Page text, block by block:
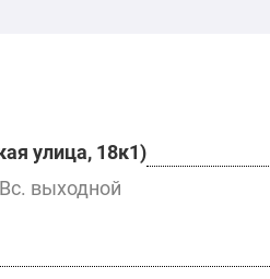
улица, 18к1)
выходной